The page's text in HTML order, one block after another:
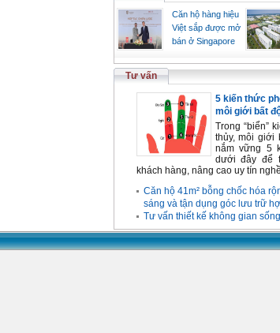
Căn hộ hàng hiệu
Việt sắp được mở
bán ở Singapore
Tư vấn
5 kiến thức
môi giới bất
Trong “biển”
thủy, môi giới
nắm vững 5
dưới đây để
khách hàng, nâng cao uy tín
Căn hộ 41m² bỗng chốc hóa
sáng và tận dụng góc lưu trữ
Tư vấn thiết kế không gian